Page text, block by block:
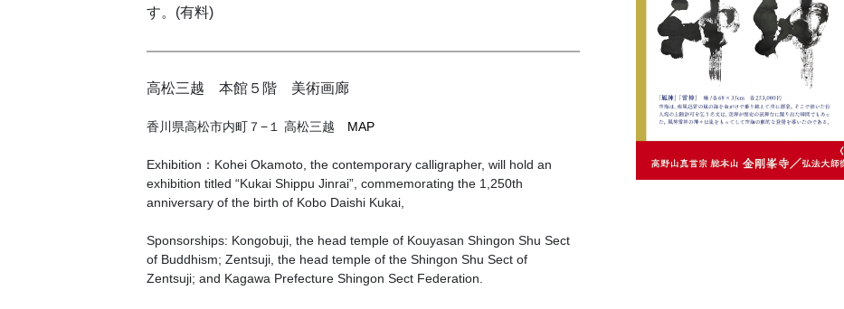
す。(有料)
高松三越 本館５階 美術画廊
香川県高松市内町７−１ 高松三越 MAP
Exhibition：Kohei Okamoto, the contemporary calligrapher, will hold an
exhibition titled “Kukai Shippu Jinrai”, commemorating the 1,250th
anniversary of the birth of Kobo Daishi Kukai,
Sponsorships: Kongobuji, the head temple of Kouyasan Shingon Shu Sect
of Buddhism; Zentsuji, the head temple of the Shingon Shu Sect of
Zentsuji; and Kagawa Prefecture Shingon Sect Federation.